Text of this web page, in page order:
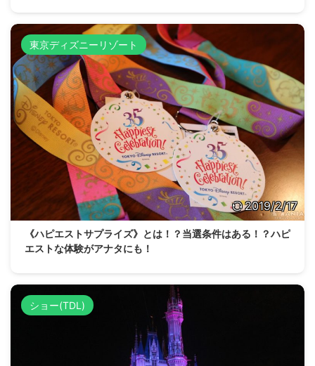
東京ディズニーリゾート
2019/2/17
《ハピエストサプライズ》とは！？当選条件はある！？ハピ
エストな体験がアナタにも！
ショー(TDL)